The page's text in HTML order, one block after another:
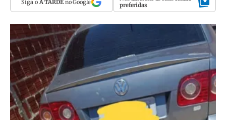
Siga o A TARDEno Google
preferidas